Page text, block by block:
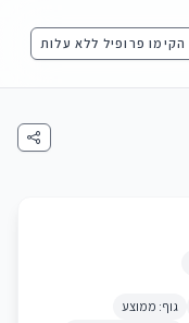
הקימו פרופיל ללא עלות
גוף: ממוצע